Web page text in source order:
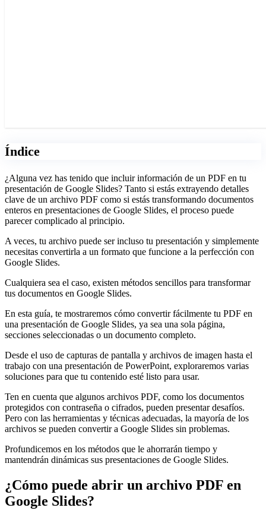
Índice
¿Alguna vez has tenido que incluir información de un PDF en tu
presentación de Google Slides? Tanto si estás extrayendo detalles
clave de un archivo PDF como si estás transformando documentos
enteros en presentaciones de Google Slides, el proceso puede
parecer complicado al principio.
A veces, tu archivo puede ser incluso tu presentación y simplemente
necesitas convertirla a un formato que funcione a la perfección con
Google Slides.
Cualquiera sea el caso, existen métodos sencillos para transformar
tus documentos en Google Slides.
En esta guía, te mostraremos cómo convertir fácilmente tu PDF en
una presentación de Google Slides, ya sea una sola página,
secciones seleccionadas o un documento completo.
Desde el uso de capturas de pantalla y archivos de imagen hasta el
trabajo con una presentación de PowerPoint, exploraremos varias
soluciones para que tu contenido esté listo para usar.
Ten en cuenta que algunos archivos PDF, como los documentos
protegidos con contraseña o cifrados, pueden presentar desafíos.
Pero con las herramientas y técnicas adecuadas, la mayoría de los
archivos se pueden convertir a Google Slides sin problemas.
Profundicemos en los métodos que le ahorrarán tiempo y
mantendrán dinámicas sus presentaciones de Google Slides.
¿Cómo puede abrir un archivo PDF en
Google Slides?